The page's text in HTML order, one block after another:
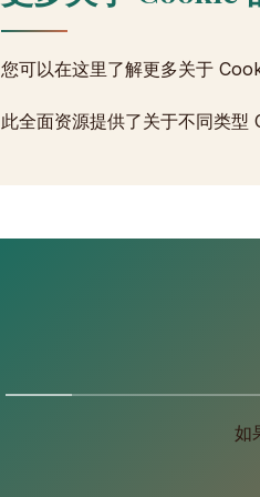
您可以在这里了解更多关于
此全面资源提供了关于不同类
如